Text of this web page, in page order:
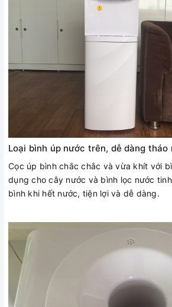
Loại bình úp nước trên, dễ dàng
Cọc úp bình chắc chắc và vừa khít với
dụng cho cây nước và bình lọc nước
bình khi hết nước, tiện lợi và dễ dàng.